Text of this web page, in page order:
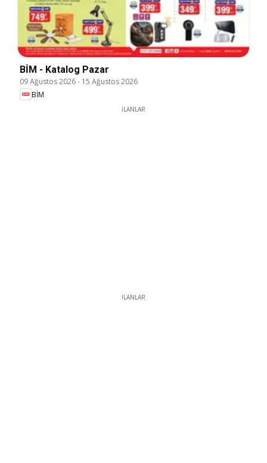
BİM - Katalog Pazar
09 Ağustos 2026- 15 Ağustos 2026
BİM
İLANLAR
İLANLAR